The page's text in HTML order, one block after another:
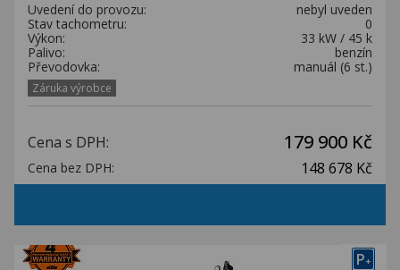
Uvedení do provozu:
nebyl uveden
Stav tachometru:
0
Výkon:
33 kW / 45 k
Palivo:
benzín
Převodovka:
manuál (6 st.)
Záruka výrobce
Cena s DPH: 179 900 Kč
Cena bez DPH: 148 678 Kč
P+